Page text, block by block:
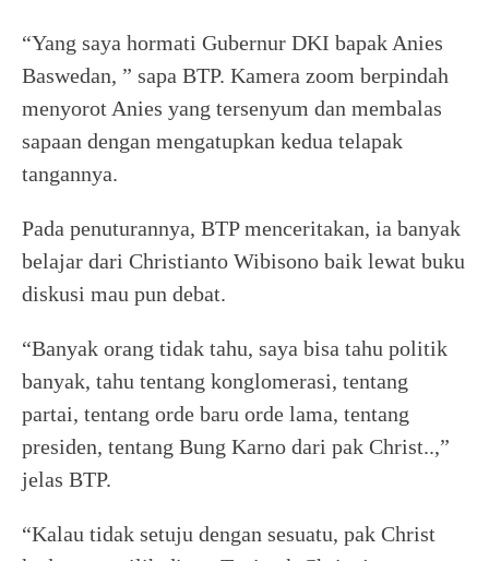
“Yang saya hormati Gubernur DKI bapak Anies
Baswedan, ” sapa BTP. Kamera zoom berpindah
menyorot Anies yang tersenyum dan membalas
sapaan dengan mengatupkan kedua telapak
tangannya.
Pada penuturannya, BTP menceritakan, ia banyak
belajar dari Christianto Wibisono baik lewat buku
diskusi mau pun debat.
“Banyak orang tidak tahu, saya bisa tahu politik
banyak, tahu tentang konglomerasi, tentang
partai, tentang orde baru orde lama, tentang
presiden, tentang Bung Karno dari pak Christ..,”
jelas BTP.
“Kalau tidak setuju dengan sesuatu, pak Christ